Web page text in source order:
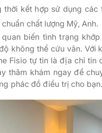
thời kết hợp sử dụng các
chất lượng Mỹ, Anh.
biến tình trạng khớp
không thể cứu vãn. Với
Fisio tự tin là địa chỉ tin
thăm khám ngay để
phác đồ điều trị cho bạn.